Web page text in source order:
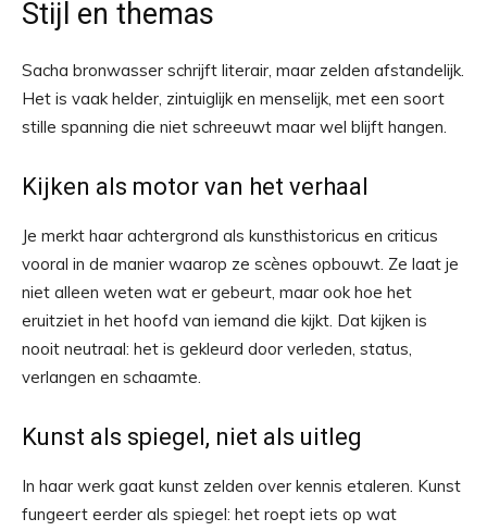
Stijl en themas
Sacha bronwasser schrijft literair, maar zelden afstandelijk.
Het is vaak helder, zintuiglijk en menselijk, met een soort
stille spanning die niet schreeuwt maar wel blijft hangen.
Kijken als motor van het verhaal
Je merkt haar achtergrond als kunsthistoricus en criticus
vooral in de manier waarop ze scènes opbouwt. Ze laat je
niet alleen weten wat er gebeurt, maar ook hoe het
eruitziet in het hoofd van iemand die kijkt. Dat kijken is
nooit neutraal: het is gekleurd door verleden, status,
verlangen en schaamte.
Kunst als spiegel, niet als uitleg
In haar werk gaat kunst zelden over kennis etaleren. Kunst
fungeert eerder als spiegel: het roept iets op wat